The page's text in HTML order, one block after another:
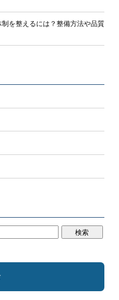
を整えるには？整備方法や品質